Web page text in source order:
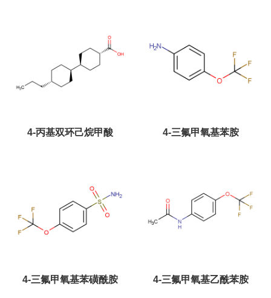
4-丙基双环己烷甲酸 4-三氟甲氧基苯胺
4-三氟甲氧基苯磺酰胺 4-三氟甲氧基乙酰苯胺